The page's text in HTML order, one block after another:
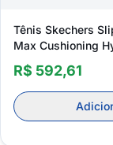
Tênis Skechers
Max Cushioning
125881 Feminino
R$ 592,61